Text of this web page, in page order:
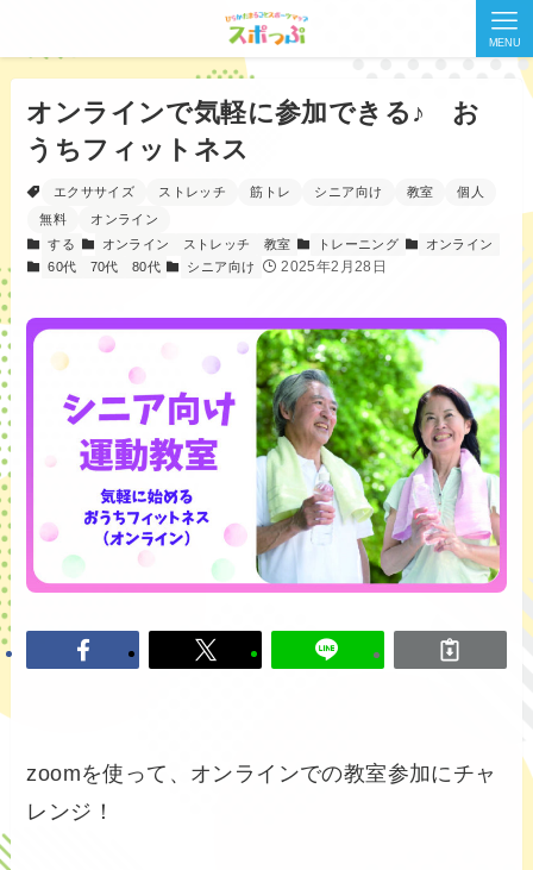
MENU
オンラインで気軽に参加できる♪ お
うちフィットネス
エクササイズ ストレッチ 筋トレ シニア向け 教室
個人
無料
オンライン
する
オンライン ストレッチ 教室 トレーニング
オンライン
60代
70代 80代 シニア向け 2025年2月28日
zoomを使って、オンラインでの教室参加にチャ
レンジ！